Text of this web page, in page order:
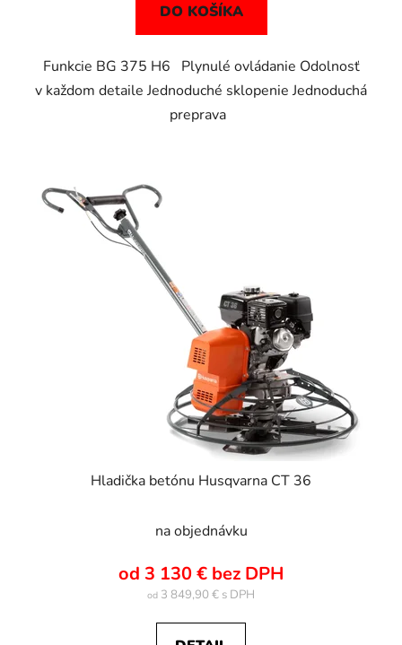
DO KOŠÍKA
Funkcie BG 375 H6 Plynulé ovládanie Odolnosť
v každom detaile Jednoduché sklopenie Jednoduchá
preprava
Hladička betónu Husqvarna CT 36
na objednávku
od 3 130 € bez DPH
od 3 849,90 €